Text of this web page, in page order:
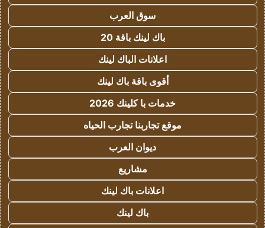
سوق العرب
باك لينك باقة 20
اعلانات الباك لينك
أقوى باقة باك لينك
خدمات با كلينك 2026
موقع تجاربنا تجارب الحياه
ديوان العرب
مشاريع
اعلانات باك لينك
باك لينك